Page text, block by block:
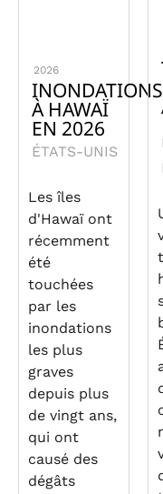
2026
INONDATIONS
À HAWAÏ
EN 2026
ÉTATS-UNIS
Les îles
d'Hawaï ont
récemment
été
touchées
par les
inondations
les plus
graves
depuis plus
de vingt ans,
qui ont
causé des
dégâts